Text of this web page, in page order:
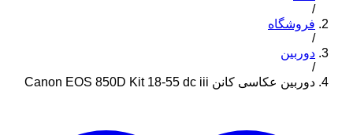
/
فروشگاه
/
دوربین
/
دوربین عکاسی کانن Canon EOS 850D Kit 18-55 dc iii